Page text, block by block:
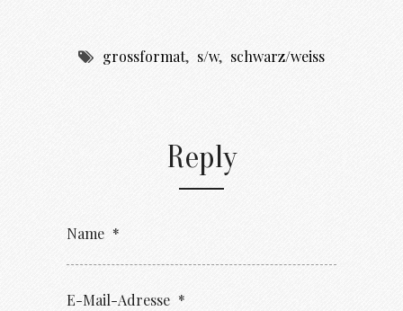
grossformat, s/w, schwarz/weiss
Reply
Name *
E-Mail-Adresse *